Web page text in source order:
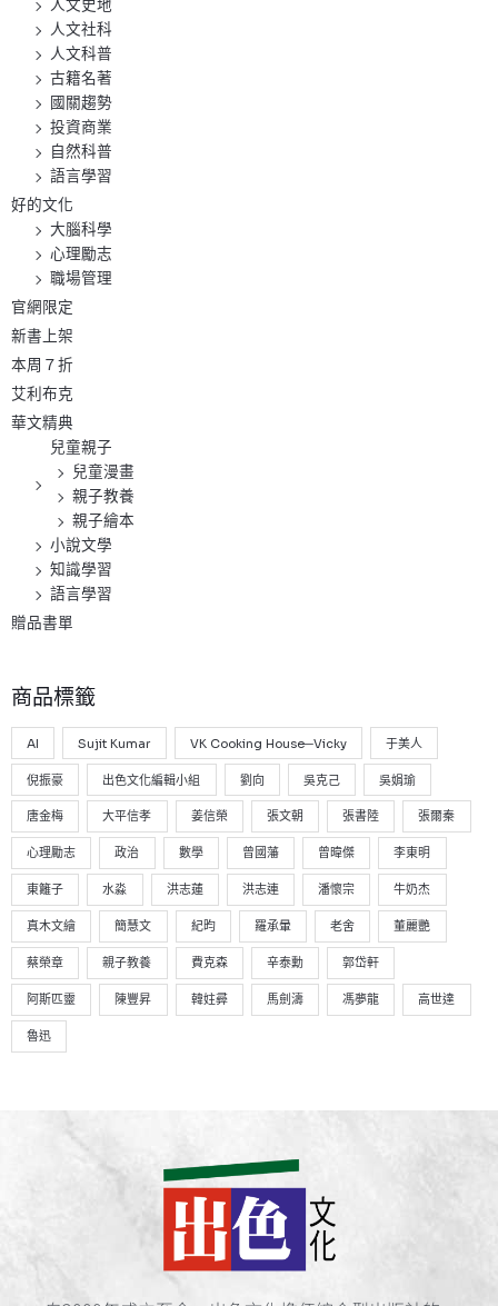
人文史地
人文社科
人文科普
古籍名著
國關趨勢
投資商業
自然科普
語言學習
好的文化
大腦科學
心理勵志
職場管理
官網限定
新書上架
本周７折
艾利布克
華文精典
兒童親子
兒童漫畫
親子教養
親子繪本
小說文學
知識學習
語言學習
贈品書單
商品標籤
AI Sujit Kumar VK Cooking House─Vicky 于美人
倪振豪 出色文化編輯小組 劉向 吳克己 吳娟瑜
唐金梅 大平信孝 姜信榮 張文朝 張書陸 張爾秦
心理勵志 政治 數學 曾國藩 曾暐傑 李東明
東籬子 水淼 洪志蓮 洪志連 潘懷宗 牛奶杰
真木文繪 簡慧文 紀昀 羅承暈 老舍 董麗艷
蔡榮章 親子教養 費克森 辛泰勳 郭岱軒
阿斯匹靈 陳豐昇 韓妵彛 馬劍濤 馮夢龍 高世達
魯迅